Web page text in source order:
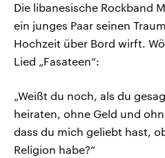
Die libanesische Rockband
ein junges Paar seinen
Hochzeit über Bord wirft.
Lied „Fasateen“:
„Weißt du noch, als du
heiraten, ohne Geld und
dass du mich geliebt hast,
Religion habe?“